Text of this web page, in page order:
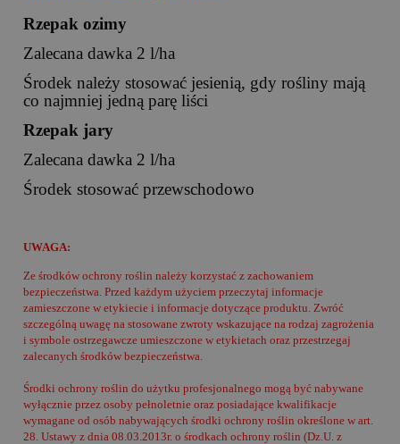
Rzepak ozimy
Zalecana dawka 2 l/ha
Środek należy stosować jesienią, gdy rośliny mają
co najmniej jedną parę liści
Rzepak jary
Zalecana dawka 2 l/ha
Środek stosować przewschodowo
UWAGA:
Ze środków ochrony roślin należy korzystać z zachowaniem
bezpieczeństwa. Przed każdym użyciem przeczytaj informacje
zamieszczone w etykiecie i informacje dotyczące produktu. Zwróć
szczególną uwagę na stosowane zwroty wskazujące na rodzaj zagrożenia
i symbole ostrzegawcze umieszczone w etykietach oraz przestrzegaj
zalecanych środków bezpieczeństwa.
Środki ochrony roślin do użytku profesjonalnego mogą być nabywane
wyłącznie przez osoby pełnoletnie oraz posiadające kwalifikacje
wymagane od osób nabywających środki ochrony roślin określone w art.
28. Ustawy z dnia 08.03.2013r. o środkach ochrony roślin (Dz.U. z